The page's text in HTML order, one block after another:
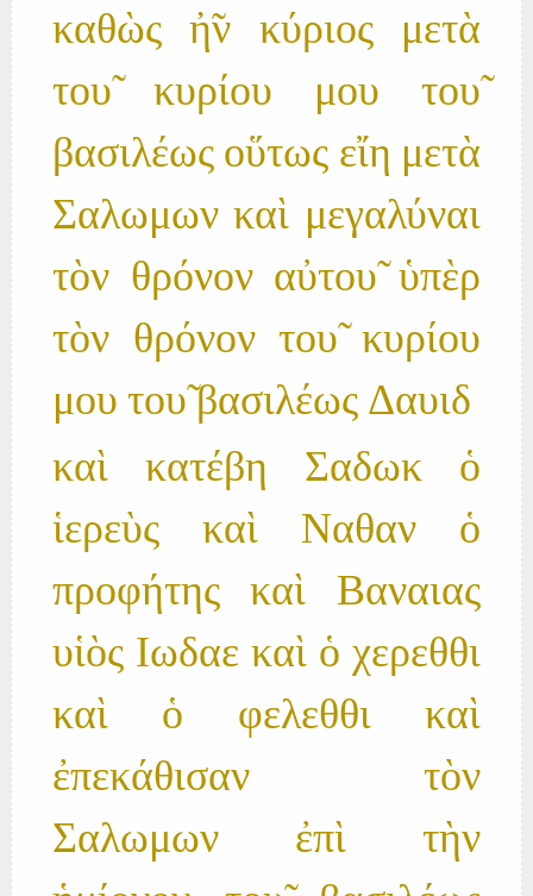
καθὼς ἠ̃ν κύριος μετὰ
του̃ κυρίου μου του̃
βασιλέως οὕτως εἴη μετὰ
Σαλωμων καὶ μεγαλύναι
τὸν θρόνον αὐτου̃ ὑπὲρ
τὸν θρόνον του̃ κυρίου
μου του̃ βασιλέως Δαυιδ
καὶ κατέβη Σαδωκ ὁ
ἱερεὺς καὶ Ναθαν ὁ
προφήτης καὶ Βαναιας
υἱὸς Ιωδαε καὶ ὁ χερεθθι
καὶ ὁ φελεθθι καὶ
ἐπεκάθισαν τὸν
Σαλωμων ἐπὶ τὴν